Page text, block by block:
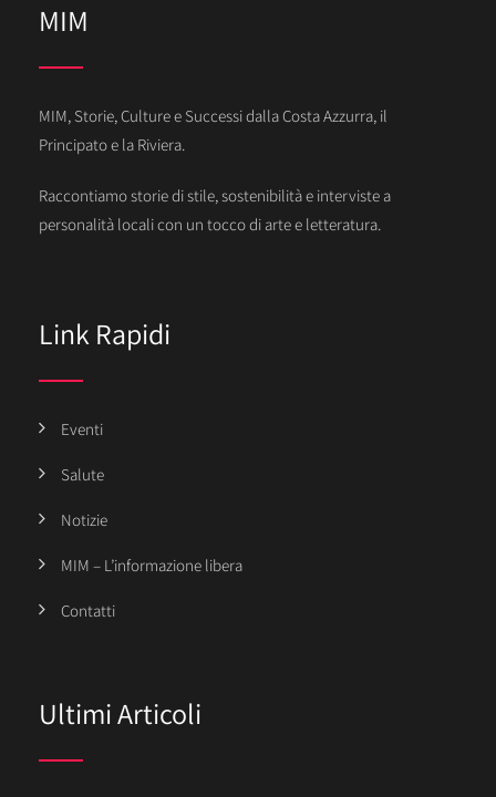
MIM
MIM, Storie, Culture e Successi dalla Costa Azzurra, il
Principato e la Riviera.
Raccontiamo storie di stile, sostenibilità e interviste a
personalità locali con un tocco di arte e letteratura.
Link Rapidi
Eventi
Salute
Notizie
MIM – L’informazione libera
Contatti
Ultimi Articoli